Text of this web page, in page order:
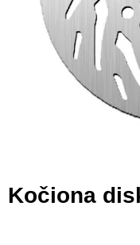
Kočiona